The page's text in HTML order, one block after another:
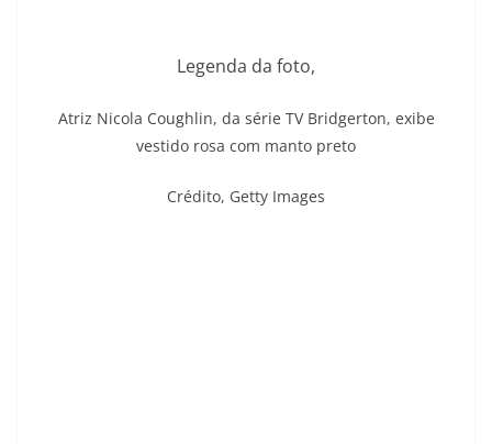
Legenda da foto,
Atriz Nicola Coughlin, da série TV Bridgerton, exibe
vestido rosa com manto preto
Crédito, Getty Images